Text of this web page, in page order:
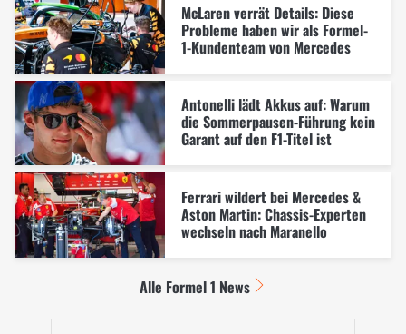
McLaren verrät Details: Diese
Probleme haben wir als Formel-
1-Kundenteam von Mercedes
Antonelli lädt Akkus auf: Warum
die Sommerpausen-Führung kein
Garant auf den F1-Titel ist
Ferrari wildert bei Mercedes &
Aston Martin: Chassis-Experten
wechseln nach Maranello
Alle Formel 1 News